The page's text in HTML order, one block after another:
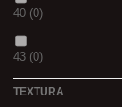
FRESA
MIEL(0)
40 (0)
43 (0)
TEXTURA